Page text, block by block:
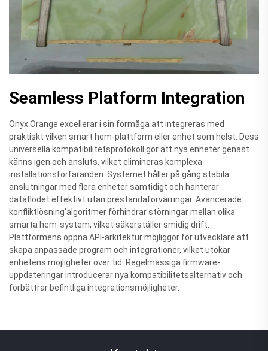
Seamless Platform Integration
Onyx Orange excellerar i sin förmåga att integreras med
praktiskt vilken smart hem-plattform eller enhet som helst. Dess
universella kompatibilitetsprotokoll gör att nya enheter genast
känns igen och ansluts, vilket elimineras komplexa
installationsförfaranden. Systemet håller på gång stabila
anslutningar med flera enheter samtidigt och hanterar
dataflödet effektivt utan prestandaförvärringar. Avancerade
konfliktlösning'algoritmer förhindrar störningar mellan olika
smarta hem-system, vilket säkerställer smidig drift.
Plattformens öppna API-arkitektur möjliggör för utvecklare att
skapa anpassade program och integrationer, vilket utökar
enhetens möjligheter över tid. Regelmässiga firmware-
uppdateringar introducerar nya kompatibilitetsalternativ och
förbättrar befintliga integrationsmöjligheter.